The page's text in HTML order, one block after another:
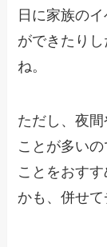
日に家族の
ができたり
ね。
ただし、夜
ことが多い
ことをおす
かも、併せて